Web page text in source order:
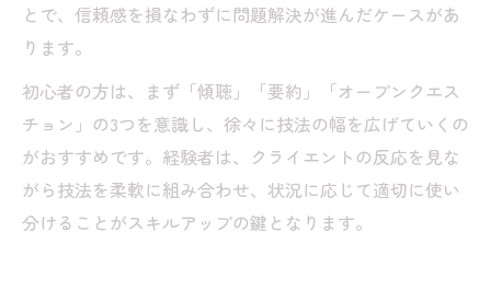
とで、信頼感を損なわずに問題解決が進んだケースがあ
ります。
初心者の方は、まず「傾聴」「要約」「オープンクエス
チョン」の3つを意識し、徐々に技法の幅を広げていくの
がおすすめです。経験者は、クライエントの反応を見な
がら技法を柔軟に組み合わせ、状況に応じて適切に使い
分けることがスキルアップの鍵となります。